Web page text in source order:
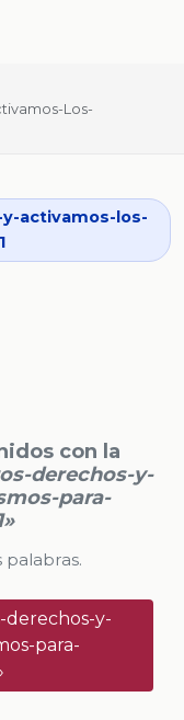
Los-
activamos-los-
con la
derechos-y-
para-
derechos-y-
para-